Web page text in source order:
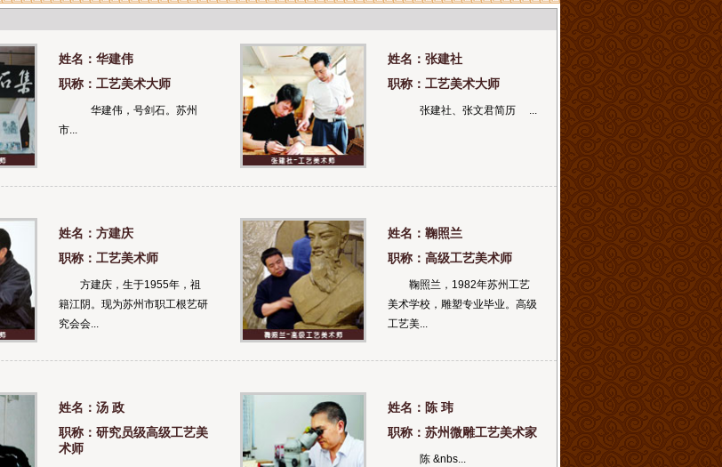
姓名：华建伟
职称：工艺美术大师
华建伟，号剑石。苏州
市...
姓名：张建社
职称：工艺美术大师
张建社、张文君简历 ...
姓名：方建庆
职称：工艺美术师
方建庆，生于1955年，祖
籍江阴。现为苏州市职工根艺研
究会会...
姓名：鞠照兰
职称：高级工艺美术师
鞠照兰，1982年苏州工艺
美术学校，雕塑专业毕业。高级
工艺美...
姓名：汤 政
职称：研究员级高级工艺美
术师
姓名：陈 玮
职称：苏州微雕工艺美术家
陈 &nbs...